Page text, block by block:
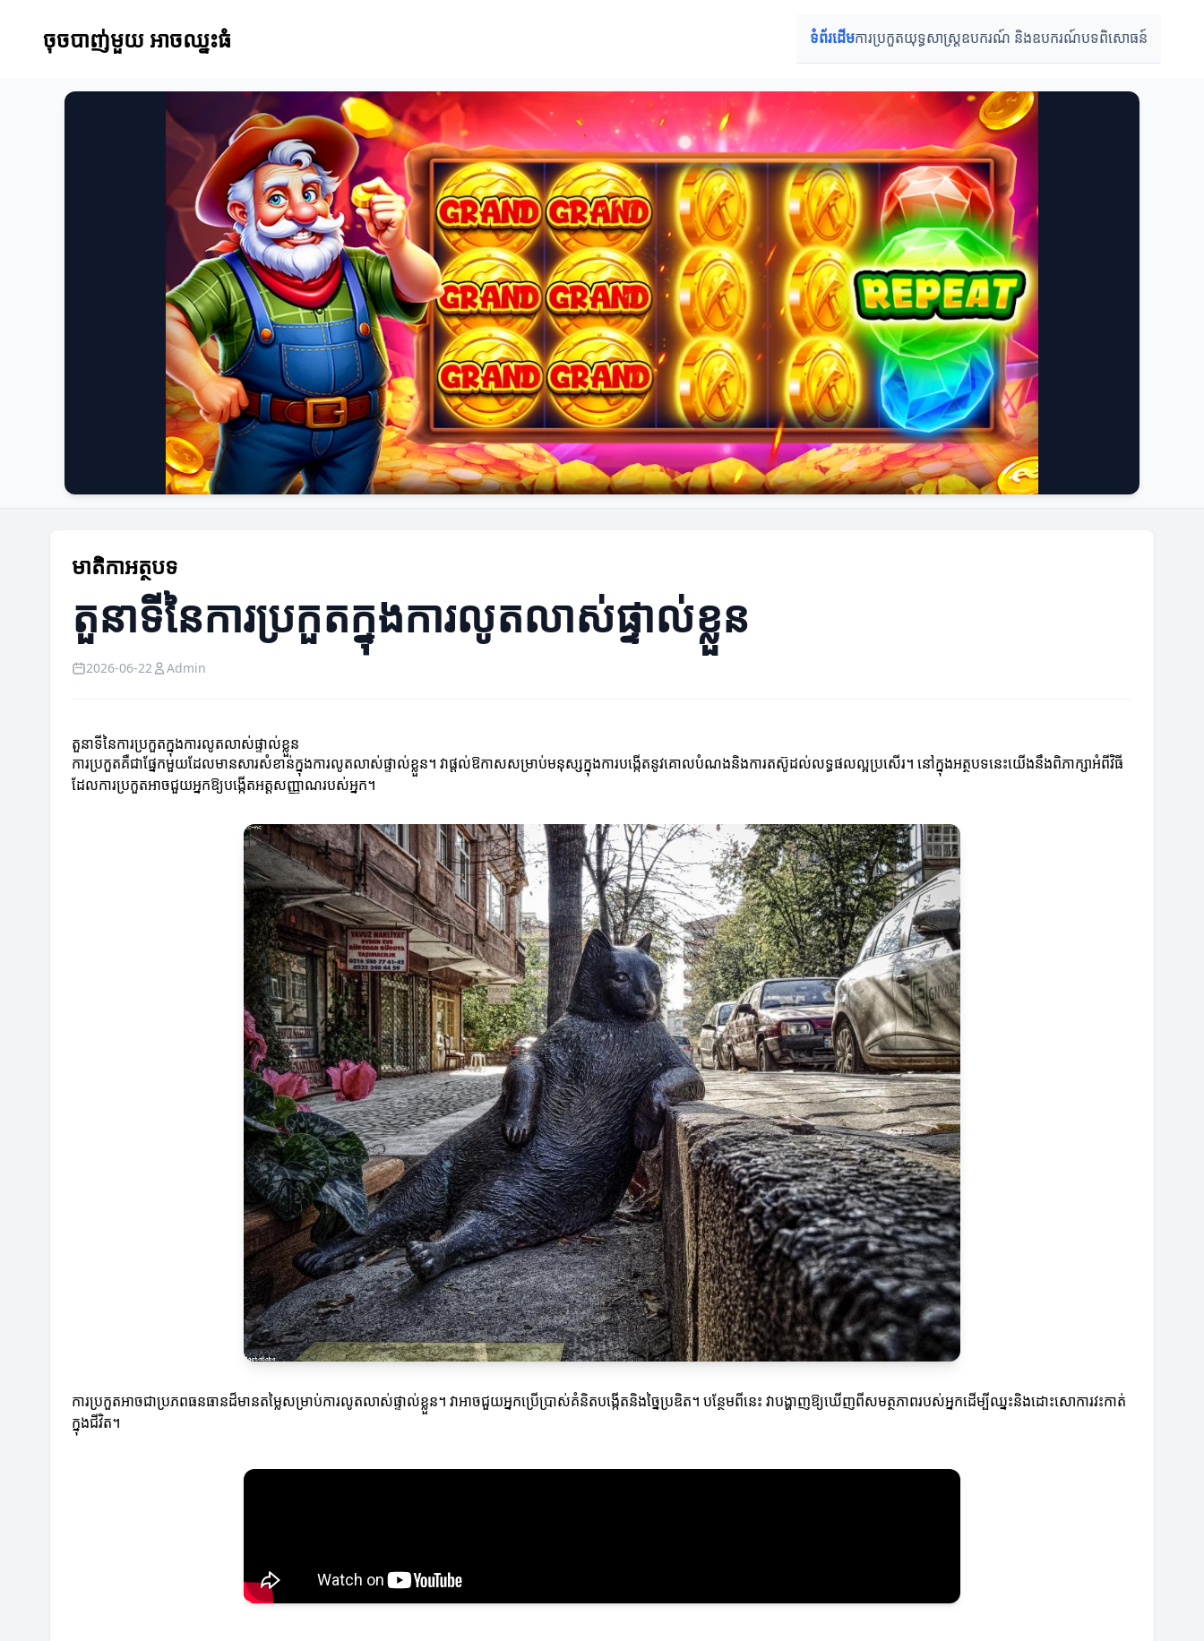
ចុចបាញ់មួយ អាចឈ្នះធំ ទំព័រដើមការប្រកួតយុទ្ធសាស្ត្រឧបករណ៍ និងឧបករណ៍បទពិសោធន៍
មាតិកាអត្ថបទ
តួនាទីនៃការប្រកួតក្នុងការលូតលាស់ផ្ទាល់ខ្លួន
2026-06-22 Admin
តួនាទីនៃការប្រកួតក្នុងការលូតលាស់ផ្ទាល់ខ្លួន
ការប្រកួតគឺជាផ្នែកមួយដែលមានសារសំខាន់ក្នុងការលូតលាស់ផ្ទាល់ខ្លួន។ វាផ្តល់ឱកាសសម្រាប់មនុស្សក្នុងការបង្កើតនូវគោលបំណងនិងការតស៊ូដល់លទ្ធផលល្អប្រសើរ។ នៅក្នុងអត្ថបទនេះយើងនឹងពិភាក្សាអំពីវិធី
ដែលការប្រកួតអាចជួយអ្នកឱ្យបង្កើតអត្តសញ្ញាណរបស់អ្នក។
ការប្រកួតអាចជាប្រភពធនធានដ៏មានតម្លៃសម្រាប់ការលូតលាស់ផ្ទាល់ខ្លួន។ វាអាចជួយអ្នកប្រើប្រាស់គំនិតបង្កើតនិងច្នៃប្រឌិត។ បន្ថែមពីនេះ វាបង្ហាញឱ្យឃើញពីសមត្ថភាពរបស់អ្នកដើម្បីឈ្នះនិងដោះសោការវះកាត់
ក្នុងជីវិត។